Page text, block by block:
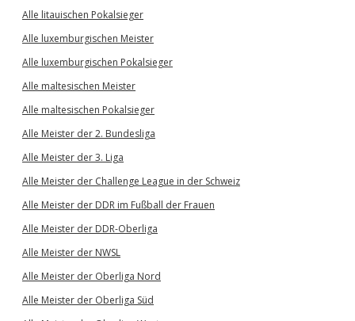
Alle litauischen Pokalsieger
Alle luxemburgischen Meister
Alle luxemburgischen Pokalsieger
Alle maltesischen Meister
Alle maltesischen Pokalsieger
Alle Meister der 2. Bundesliga
Alle Meister der 3. Liga
Alle Meister der Challenge League in der Schweiz
Alle Meister der DDR im Fußball der Frauen
Alle Meister der DDR-Oberliga
Alle Meister der NWSL
Alle Meister der Oberliga Nord
Alle Meister der Oberliga Süd